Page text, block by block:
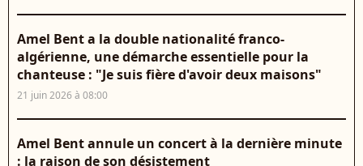
Amel Bent a la double nationalité franco-
algérienne, une démarche essentielle pour la
chanteuse : "Je suis fière d'avoir deux maisons"
21 juin 2026 à 08:00
Amel Bent annule un concert à la dernière minute
: la raison de son désistement